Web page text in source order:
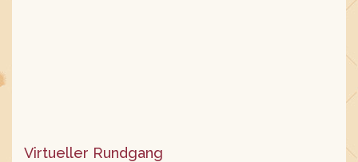
Virtueller Rundgang